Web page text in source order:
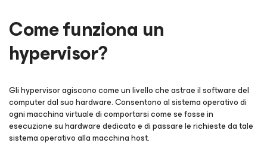
Come funziona un
hypervisor?
Gli hypervisor agiscono come un livello che astrae il software del
computer dal suo hardware. Consentono al sistema operativo di
ogni macchina virtuale di comportarsi come se fosse in
esecuzione su hardware dedicato e di passare le richieste da tale
sistema operativo alla macchina host.